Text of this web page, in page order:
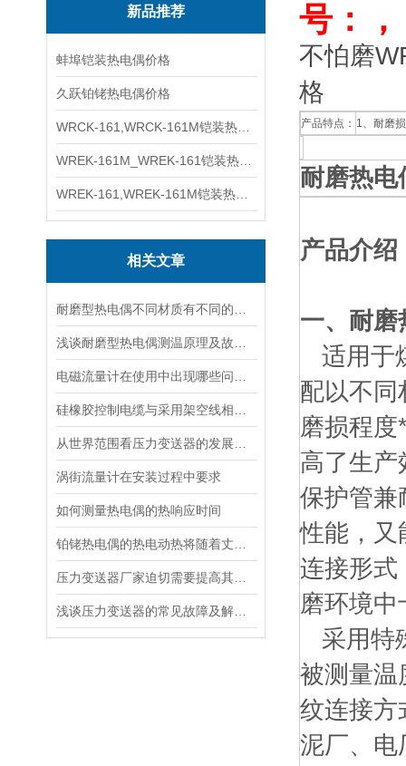
新品推荐
蚌埠铠装热电偶价格
久跃铂铑热电偶价格
相关文章
涡街流量计在安装过程中要求
如何测量热电偶的热响应时间
号：，
不怕磨
格
产品特点： 1、耐磨
耐磨热电
产品介绍
一、耐磨
适用于
配以不同
磨损程
高了生产
保护管兼
性能，又
连接形式
磨环境
采用特
被测量温
纹连接方
泥厂、电